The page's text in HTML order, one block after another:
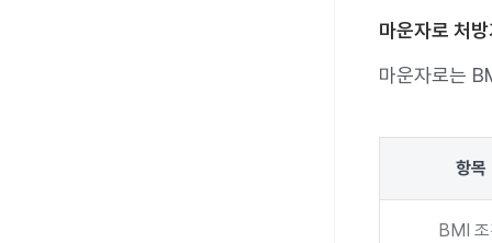
마운자로 처
마운자로는
항목
BMI 조